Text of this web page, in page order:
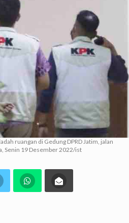
ruangan di Gedung DPRD Jatim, jalan
Senin 19 Desember 2022/ist